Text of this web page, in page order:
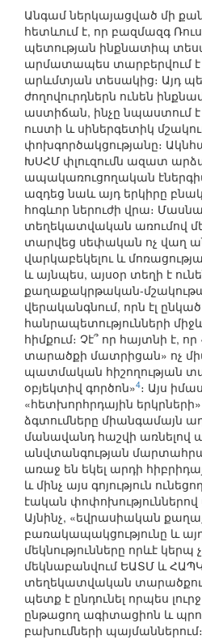
Անգամ ներկայացված մի
հետևում է, որ բազմազգ
պետության ինքնատիպ
արմատապես տարբերվում է
արևմտյան տեսակից։ Այդ
ժողովուրդներն ունեն
աստիճան, ինչը նպաստում
ուստի և սիներգետիկ
փոխգործակցությանը։
ԽՍՀՄ փլուզումն ազատ
ապակառուցողական
ազդեց նաև այդ երկիրը
հոգևոր ներուժի վրա։
տեղեկատվական առումով
տարվեց սեփական ոչ վաղ
վարկաբեկելու և
և այնպես, այսօր տեղի է
քաղաքակրթական-
վերականգնում, որն էլ
հանրապետությունների
հիմքում։ Չէ՞ որ հայտնի է,
տարածքի մատրիցան» ոչ
պատմական հիշողության
օբյեկտիվ գործոն»4։ Այս
«հետխորհրդային
ձգտումները միանգամայն
մանավանդ հաշվի առնելով
անվտանգության
առաջ են եկել արդի
և մինչ այս գոյություն
էական
Այնինչ, «եվրասիական
բառակապակցությունը և
մեկնությունները որևէ կերպ
մեկնաբանվում ԵԱՏՄ և
տեղեկատվական
պետք է ընդունել որպես
ընթացող ագիտացիոն և
բախումների պայմաններում։